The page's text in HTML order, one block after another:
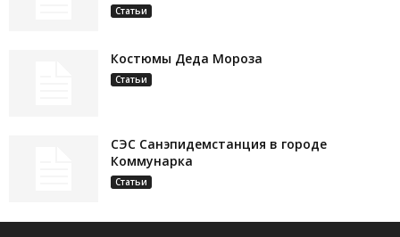
Статьи
Костюмы Деда Мороза
Статьи
СЭС Санэпидемстанция в городе
Коммунарка
Статьи